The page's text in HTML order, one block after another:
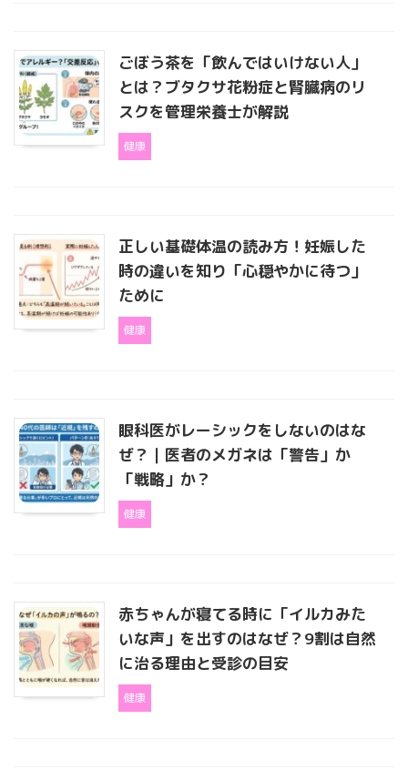
ごぼう茶を「飲んではいけない人」
とは？ブタクサ花粉症と腎臓病のリ
スクを管理栄養士が解説
健康
正しい基礎体温の読み方！妊娠した
時の違いを知り「心穏やかに待つ」
ために
健康
眼科医がレーシックをしないのはな
ぜ？｜医者のメガネは「警告」か
「戦略」か？
健康
赤ちゃんが寝てる時に「イルカみた
いな声」を出すのはなぜ？9割は自然
に治る理由と受診の目安
健康